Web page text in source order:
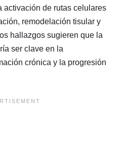
activación de rutas celulares
remodelación tisular y
hallazgos sugieren que la
ser clave en la
crónica y la progresión